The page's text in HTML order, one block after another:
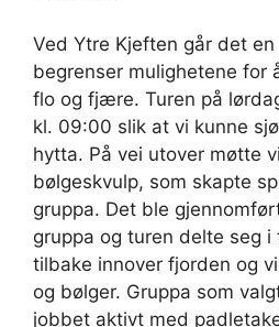
Ved Ytre Kjeften går det
begrenser mulighetene for
flo og fjære. Turen på
kl. 09:00 slik at vi kunne
hytta. På vei utover møtte
bølgeskvulp, som skapte
gruppa. Det ble
gruppa og turen delte seg i
tilbake innover fjorden og
og bølger. Gruppa som
jobbet aktivt med